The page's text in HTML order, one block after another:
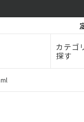
カテゴ
探す
ティー